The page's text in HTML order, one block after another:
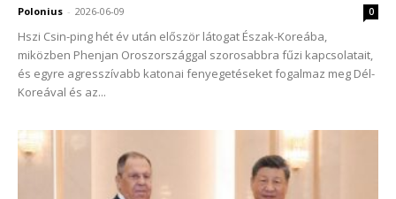
Polonius - 2026-06-09 0
Hszi Csin-ping hét év után először látogat Észak-Koreába,
miközben Phenjan Oroszországgal szorosabbra fűzi kapcsolatait,
és egyre agresszívabb katonai fenyegetéseket fogalmaz meg Dél-
Koreával és az...